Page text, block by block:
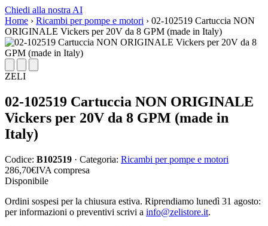
Chiedi alla nostra AI
Home › Ricambi per pompe e motori › 02-102519 Cartuccia NON
ORIGINALE Vickers per 20V da 8 GPM (made in Italy)
ZELI
02-102519 Cartuccia NON ORIGINALE
Vickers per 20V da 8 GPM (made in
Italy)
Codice: B102519 · Categoria: Ricambi per pompe e motori
286,70€IVA compresa
Disponibile
Ordini sospesi per la chiusura estiva. Riprendiamo lunedì 31 agosto:
per informazioni o preventivi scrivi a info@zelistore.it.